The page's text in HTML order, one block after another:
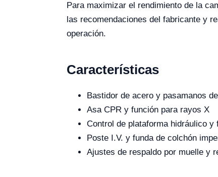
Para maximizar el rendimiento de la
las recomendaciones del fabricante y
operación.
Características
Bastidor de acero y pasamanos
Asa CPR y función para rayos X
Control de plataforma hidráulico y
Poste I.V. y funda de colchón
Ajustes de respaldo por muelle y